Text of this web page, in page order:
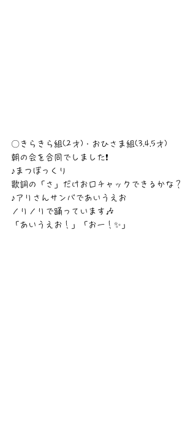
〇きらきら組(2才)・おひさま組(3.4.5才)
朝の会を合同でしました❗
♪まつぼっくり
歌詞の「さ」だけお口チャックできるかな？
♪アリさんサンバであいうえお
ノリノリで踊っています🎶
「あいうえお！」「おー！✨️」